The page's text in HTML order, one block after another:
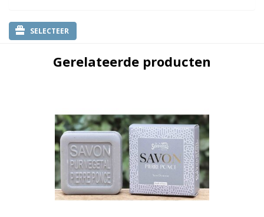
SELECTEER
Gerelateerde producten